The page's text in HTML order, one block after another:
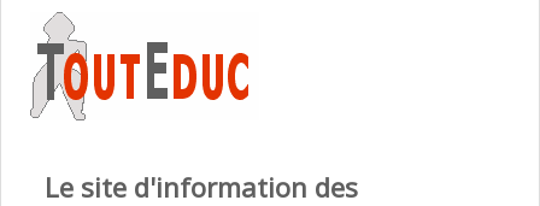
Le site d'information des